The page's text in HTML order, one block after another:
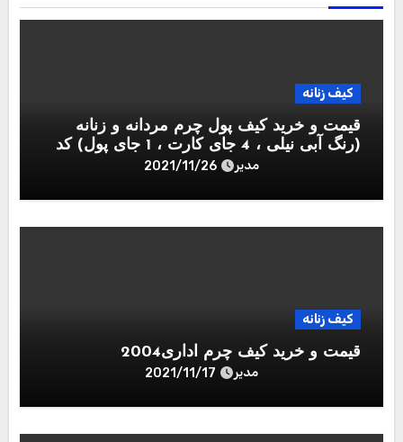
کیف زنانه
قیمت و خرید کیف پول چرم مردانه و زنانه
(رنگ آبی نیلی ، 4 جای کارت ، 1 جای پول) کد
مدیر 2021/11/26
کیف زنانه
قیمت و خرید کیف چرم اداری2004
مدیر 2021/11/17